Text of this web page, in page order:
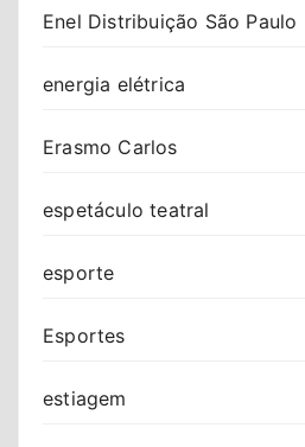
Enel Distribuição São Paulo
energia elétrica
Erasmo Carlos
espetáculo teatral
esporte
Esportes
estiagem